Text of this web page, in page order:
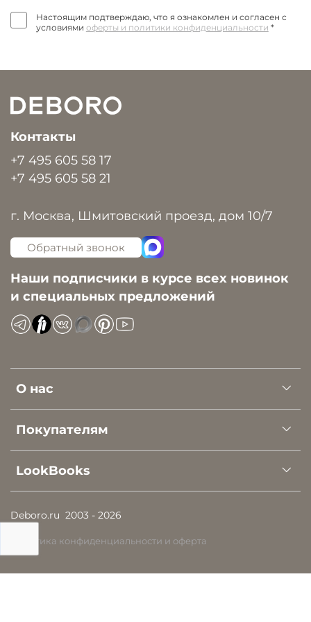
Настоящим подтверждаю, что я ознакомлен и согласен с
условиями оферты и политики конфиденциальности *
О нас
Покупателям
LookBooks
Контакты
+7 495 605 58 17
+7 495 605 58 21
г. Москва, Шмитовский проезд, дом 10/7
Обратный звонок
Наши подписчики в курсе всех новинок
и специальных предложений
Deboro.ru 2003 - 2026
Политика конфиденциальности и оферта